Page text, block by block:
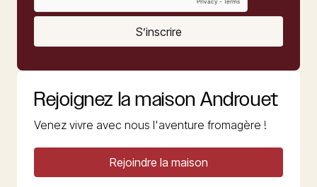
S’inscrire
Rejoignez la maison Androuet
Venez vivre avec nous l'aventure fromagère !
Rejoindre la maison